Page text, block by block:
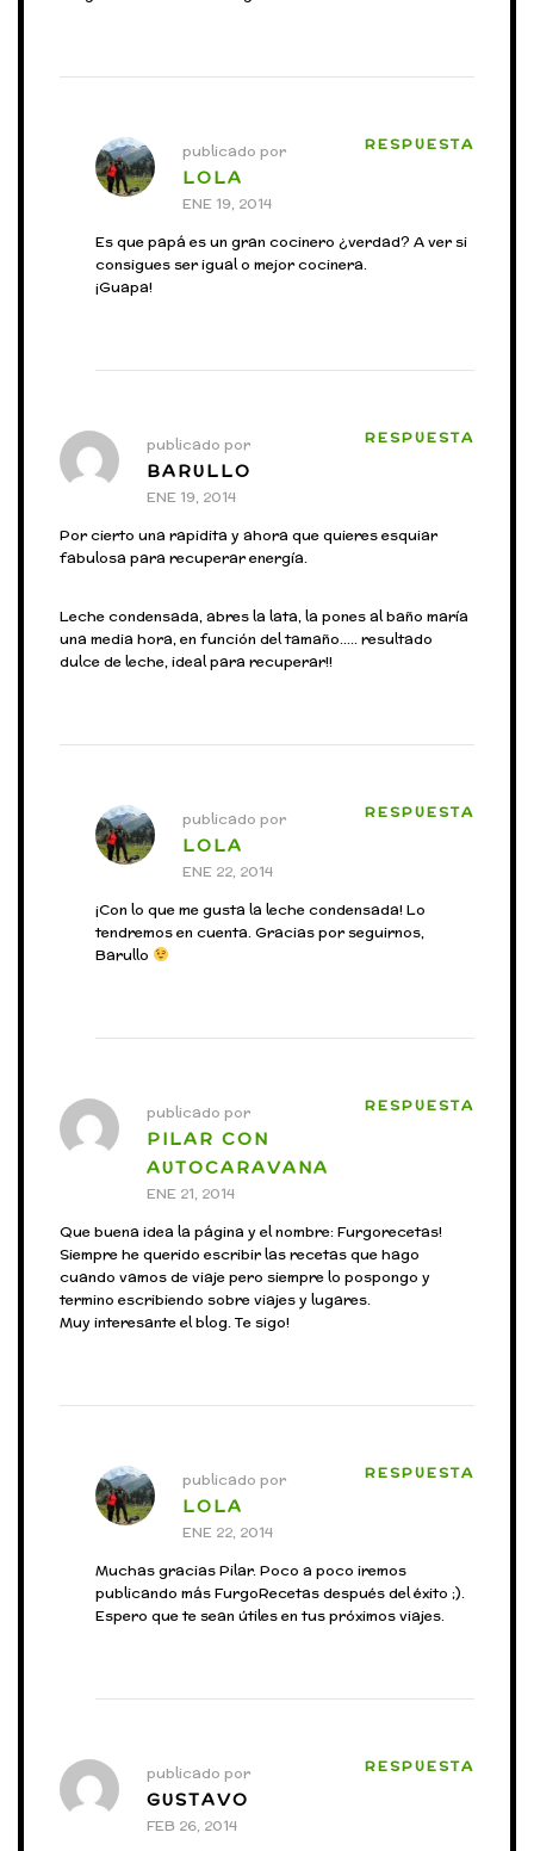
publicado por
LOLA
ENE 19, 2014
RESPUESTA
Es que papá es un gran cocinero ¿verdad? A ver si
consigues ser igual o mejor cocinera.
¡Guapa!
publicado por
BARULLO
ENE 19, 2014
RESPUESTA
Por cierto una rapidita y ahora que quieres esquiar
fabulosa para recuperar energía.
Leche condensada, abres la lata, la pones al baño maría
una media hora, en función del tamaño….. resultado
dulce de leche, ideal para recuperar!!
publicado por
LOLA
ENE 22, 2014
RESPUESTA
¡Con lo que me gusta la leche condensada! Lo
tendremos en cuenta. Gracias por seguirnos,
Barullo
publicado por
PILAR CON
AUTOCARAVANA
ENE 21, 2014
RESPUESTA
Que buena idea la página y el nombre: Furgorecetas!
Siempre he querido escribir las recetas que hago
cuando vamos de viaje pero siempre lo pospongo y
termino escribiendo sobre viajes y lugares.
Muy interesante el blog. Te sigo!
publicado por
LOLA
ENE 22, 2014
RESPUESTA
Muchas gracias Pilar. Poco a poco iremos
publicando más FurgoRecetas después del éxito ;).
Espero que te sean útiles en tus próximos viajes.
publicado por
GUSTAVO
FEB 26, 2014
RESPUESTA